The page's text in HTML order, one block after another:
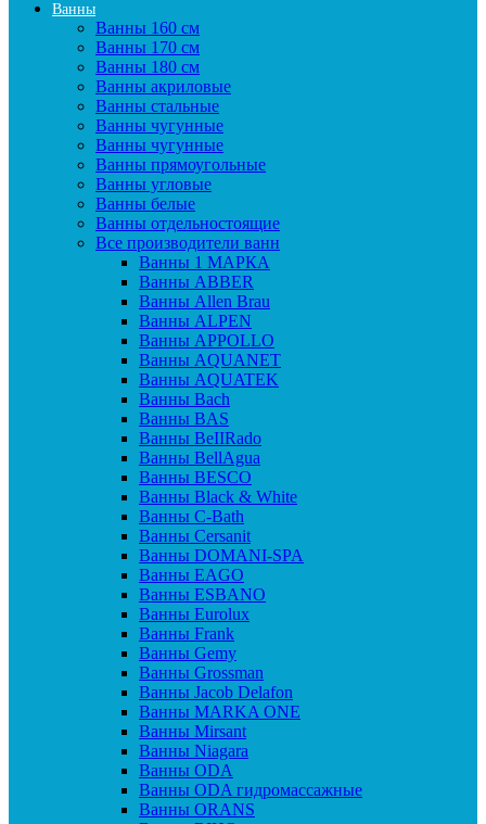
Ванны
Ванны 160 см
Ванны 170 см
Ванны 180 см
Ванны акриловые
Ванны стальные
Ванны чугунные
Ванны чугунные
Ванны прямоугольные
Ванны угловые
Ванны белые
Ванны отдельностоящие
Все производители ванн
Ванны 1 МАРКА
Ванны ABBER
Ванны Allen Brau
Ванны ALPEN
Ванны APPOLLO
Ванны AQUANET
Ванны AQUATEK
Ванны Bach
Ванны BAS
Ванны BeIIRado
Ванны BellAgua
Ванны BESCO
Ванны Black & White
Ванны C-Bath
Ванны Cersanit
Ванны DOMANI-SPA
Ванны EAGO
Ванны ESBANO
Ванны Eurolux
Ванны Frank
Ванны Gemy
Ванны Grossman
Ванны Jacob Delafon
Ванны MARKA ONE
Ванны Mirsant
Ванны Niagara
Ванны ODA
Ванны ODA гидромассажные
Ванны ORANS